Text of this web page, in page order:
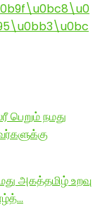
பெறும் நமது
அகத்தமிழ் உறவு